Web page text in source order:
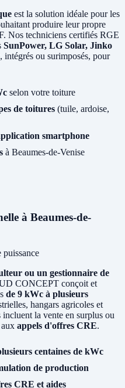
est la solution idéale pour les
produire leur propre
Nos techniciens certifiés RGE
SunPower, LG Solar, Jinko
intégrés ou surimposés, pour
selon votre toiture
de toitures (tuile, ardoise,
smartphone
à Beaumes-de-Venise
à Beaumes-de-
ou un gestionnaire de
CONCEPT conçoit et
de 9 kWc à plusieurs
hangars agricoles et
la vente en surplus ou
appels d'offres CRE.
centaines de kWc
de production
CRE et aides